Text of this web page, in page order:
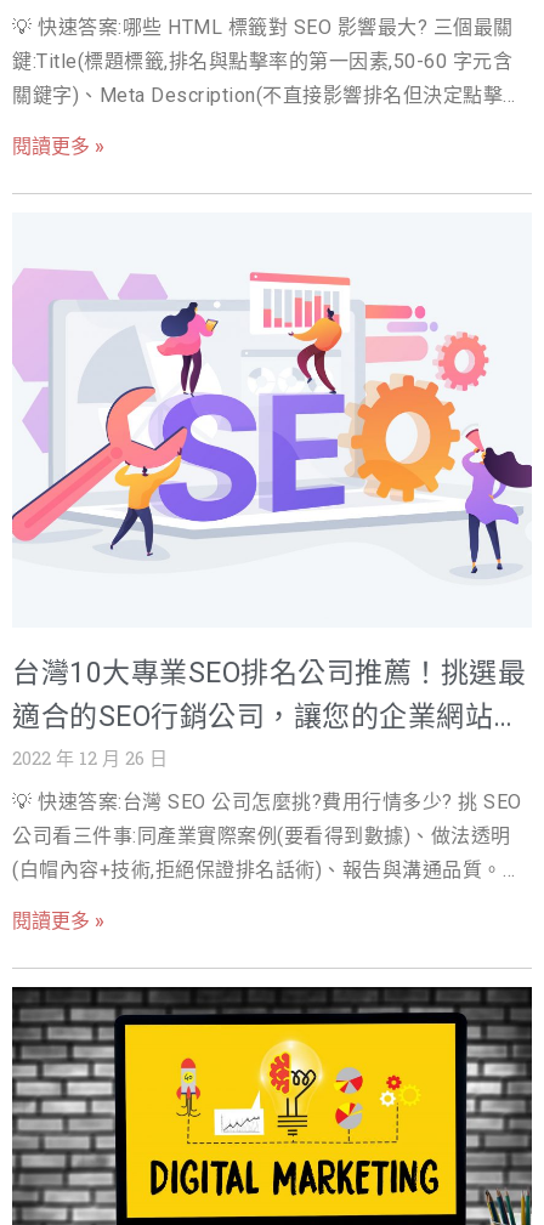
方位的戰術並採用最新的技術和工具，制定出戰略性的SEO
計劃，讓你的網站在搜索引擎中獲得優越的SEO排名並且在
眾多競爭對手中脫穎而出。 SEO長效效果倍增 我們堅信，
持久的SEO成果是戰略成功的關鍵。因此，我們不僅提供一
年的優質SEO服務，更額外贈送您一年的服務，確保您獲得
續的優化和監測，我們將確保您的網站在搜尋引擎中保持無
敵的曝光！ 我們的SEO優勢與成功案例 戰國策SEO服務憑
藉其卓越的專業性和成功案例，成為許多企業在數位市場中
獲得高流量和成功輔導的首選。作為一家專業的SEO服務提
供商，我們的成功案例數不勝數，我們已經幫助了無數企業
實現了在搜索引擎中的高流量和品牌曝光。這些成功案例包
括各種行業，如科技業、電子商務、餐飲、旅遊、教育、金
融等，證明了我們的專業性和可行性。點擊查看更多成功案
我們已經成功輔導了30,000家企業，幫助他們在數位市場中
取得成功。我們與各種規模的企業合作，從初創企業到大型
企業，從本地企業到國際企業。這豐富的經驗使我們能夠理
解不同行業
💡 快速答案:哪些 HTML 標籤對 SEO 影響最大? 三個最關
鍵:Title(標題標籤,排名與點擊率的第一因素,50-60 字元含
關鍵字)、Meta Description(不直接影響排名但決定點擊
與圖片 Alt(圖片搜尋與無障礙)。 在現今網路時代，如何讓
自己的網站能夠在競爭中脫穎而出，成為搜尋引擎上的佼
策略是其不可或缺的一環，而其中最重要的部分就在於頁
面的標籤設置。 SEO標籤是什麼？標籤分為title、meta
description、H標籤、圖片alt屬性等，而最重要的TDH標
籤，就是title、meta description、H標籤的縮寫。這些都
是網頁設計中十分重要卻又往往被忽略的細節。如今，搜
尋引擎已對這些細節越來越注重，透過這些標籤進行搜索
和評估，讓搜索引擎更好地理解網頁內容，提高網頁排
名。所以，專注於標籤的設置除了能讓你的網站得到更好
的SEO優化外，也可以提高網站讀者的閱讀體驗，增加瀏覽
量。 以下介紹幾點應該注意的細節： 1. 標題(title)： 是網
長度，不超過60個字。 2. meta description： 這是在搜尋
引擎結果頁面中，展示在標題下方的描述，應該簡潔明
者的關鍵，也是提高搜索曝光量的重要因素。 3. H標籤：
H1到H6標籤的使用，有助於讓搜索引擎更好地了解網頁結
構和內容，並且可以提高關鍵字的密度。在選擇H標籤時，
應注意遵循正確的節奏級別（h1~h6），將每個標籤用於相
應的級別上。 4. alt屬性： 圖片的alt屬性是為了讓無法正常
的搜尋引擎排名會更靠前，並且網頁中的讀者閱讀體驗也
會得到顯著的提升。因此在設計網頁時，這些小細節不要
被忽略，它們對網頁的SEO值和讀者的體驗有著極大的影
響。 延伸閱讀: SEO 是什麼？2026 SEO 優化完整指南 標
籤在SEO中的重要性 隨著網路發展，SEO已成為網站管理
者必須掌握的技能之一。
閱讀更多 »
台灣10大專業SEO排名公司推薦！挑選最
適合的SEO行銷公司，讓您的企業網站穩
穩佔據排行榜！
2022 年 12 月 26 日
💡 快速答案:台灣 SEO 公司怎麼挑?費用行情多少? 挑 SEO
公司看三件事:同產業實際案例(要看得到數據)、做法透明
(白帽內容+技術,拒絕保證排名話術)、報告與溝通品質。
年、30,000 家企業服務經驗。 常見問題 FAQ 「保證上首
頁」的 SEO 公司可信嗎? 不可信 — Google 排名沒人能保
證。常見套路:保證的是無人搜尋的超長尾詞,或用黑帽手法
短暫衝上後被懲罰。合約該保證的是執行項目與透明數據,
不是名次。 SEO 要做多久才會有效果? 長尾詞 1-3 個月、
中競爭詞 3-6 個月、大詞 6-12 個月。簽約至少半年才公
平;第一個月就見大效的通常有鬼。 月費制和專案制怎麼
選? 長期經營品牌選月費制(內容與權重是複利);解決特定問
閱讀更多 »